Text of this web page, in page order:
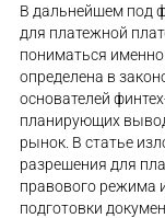
В дальнейшем под
для платежной
пониматься именно
определена в
основателей
планирующих
рынок. В статье
разрешения для
правового режима
подготовки